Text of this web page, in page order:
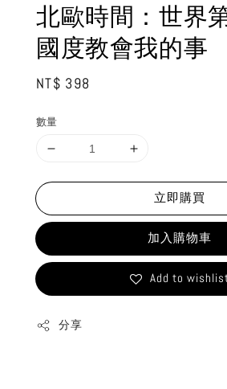
北歐時間：世界
國度教會我的事
Regular
NT$ 398
數量
立即購買
加入購物車
Add to
分享